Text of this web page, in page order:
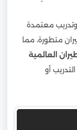
وتدريب معتمدة
متطورة، مما
العالمية
أو